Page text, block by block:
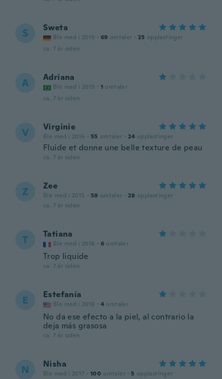
S Sweta
Ble med i 2019 · 69 omtaler · 25 opplastinger
ca. 7 år siden
A Adriana
Ble med i 2019 · 1 omtaler
ca. 7 år siden
V Virginie
Ble med i 2016 · 55 omtaler · 24 opplastinger
Fluide et donne une belle texture de peau
ca. 7 år siden
Z Zee
Ble med i 2015 · 59 omtaler · 28 opplastinger
ca. 7 år siden
T Tatiana
Ble med i 2018 · 6 omtaler
Trop liquide
ca. 7 år siden
E Estefanía
Ble med i 2018 · 4 omtaler
No da ese efecto a la piel, al contrario la
deja más grasosa
ca. 7 år siden
N Nisha
Ble med i 2017 · 100 omtaler · 5 opplastinger